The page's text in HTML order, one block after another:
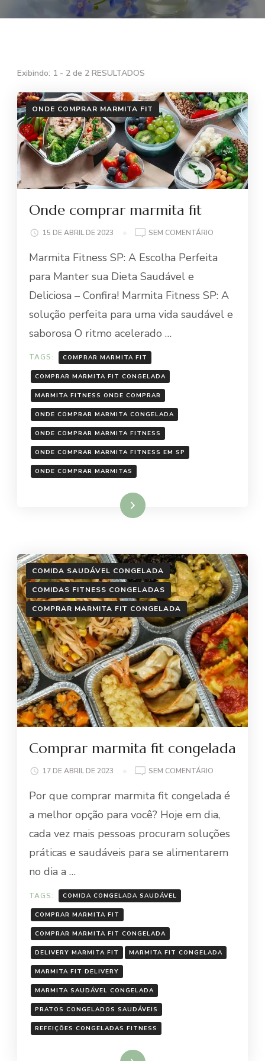
Exibindo: 1 - 2 de 2 RESULTADOS
ONDE COMPRAR MARMITA FIT
Onde comprar marmita fit
15 DE ABRIL DE 2023 SEM COMENTÁRIO
COMPRAR
Marmita Fitness SP: A Escolha Perfeita
para Manter sua Dieta Saudável e
Deliciosa – Confira! Marmita Fitness SP: A
solução perfeita para uma vida saudável e
saborosa O ritmo acelerado …
TAGS: COMPRAR MARMITA FIT
COMPRAR MARMITA FIT CONGELADA
MARMITA FITNESS ONDE COMPRAR
ONDE COMPRAR MARMITA CONGELADA
ONDE COMPRAR MARMITA FITNESS
ONDE COMPRAR MARMITA FITNESS EM SP
ONDE COMPRAR MARMITAS
Ler mais
COMIDA SAUDÁVEL CONGELADA
COMIDAS FITNESS CONGELADAS
COMPRAR MARMITA FIT CONGELADA
Comprar marmita fit congelada
17 DE ABRIL DE 2023 SEM COMENTÁRIO
MARMITA
CONGELADA
Por que comprar marmita fit congelada é
a melhor opção para você? Hoje em dia,
cada vez mais pessoas procuram soluções
práticas e saudáveis para se alimentarem
no dia a …
TAGS: COMIDA CONGELADA SAUDÁVEL
COMPRAR MARMITA FIT
COMPRAR MARMITA FIT CONGELADA
DELIVERY MARMITA FIT MARMITA FIT CONGELADA
MARMITA FIT DELIVERY
MARMITA SAUDÁVEL CONGELADA
PRATOS CONGELADOS SAUDÁVEIS
REFEIÇÕES CONGELADAS FITNESS